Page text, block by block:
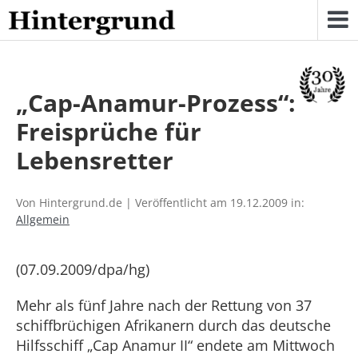
Skip
to
content
„Cap-Anamur-Prozess“:
Freisprüche für
Lebensretter
Von Hintergrund.de | Veröffentlicht am 19.12.2009 in:
Allgemein
(07.09.2009/dpa/hg)
Mehr als fünf Jahre nach der Rettung von 37
schiffbrüchigen Afrikanern durch das deutsche
Hilfsschiff „Cap Anamur II“ endete am Mittwoch